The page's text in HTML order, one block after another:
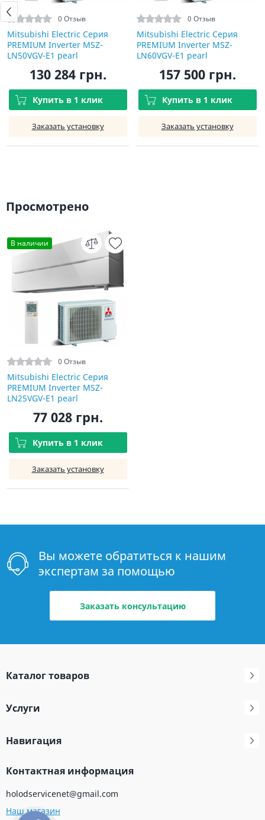
0 Отзыв
Mitsubishi Electric Серия
PREMIUM Inverter MSZ-
LN50VGV-E1 pearl
130 284 грн.
Купить в 1 клик
Заказать установку
0 Отзыв
Mitsubishi Electric Серия
PREMIUM Inverter MSZ-
LN60VGV-E1 pearl
157 500 грн.
Купить в 1 клик
Заказать установку
Просмотрено
В наличии
0 Отзыв
Mitsubishi Electric Серия
PREMIUM Inverter MSZ-
LN25VGV-E1 pearl
77 028 грн.
Купить в 1 клик
Заказать установку
Вы можете обратиться к нашим
экспертам за помощью
Заказать консультацию
Каталог товаров
Услуги
Навигация
Контактная информация
holodservicenet@gmail.com
Наш магазин